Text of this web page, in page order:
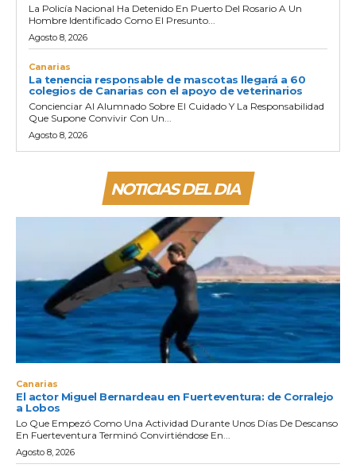
La Policía Nacional Ha Detenido En Puerto Del Rosario A Un
Hombre Identificado Como El Presunto...
Agosto 8, 2026
Canarias
La tenencia responsable de mascotas llegará a 60
colegios de Canarias con el apoyo de veterinarios
Concienciar Al Alumnado Sobre El Cuidado Y La Responsabilidad
Que Supone Convivir Con Un...
Agosto 8, 2026
NOTICIAS DEL DIA
Canarias
El actor Miguel Bernardeau en Fuerteventura: de Corralejo
a Lobos
Lo Que Empezó Como Una Actividad Durante Unos Días De Descanso
En Fuerteventura Terminó Convirtiéndose En...
Agosto 8, 2026